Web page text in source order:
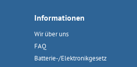
Informationen
Wir über uns
FAQ
Batterie-/Elektronikgesetz